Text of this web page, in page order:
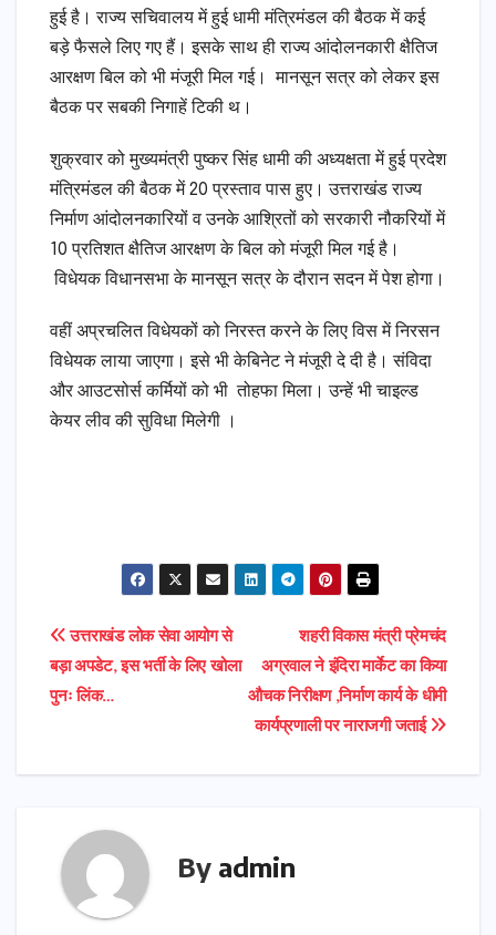
हुई है। राज्य सचिवालय में हुई धामी मंत्रिमंडल की बैठक में कई
बड़े फैसले लिए गए हैं। इसके साथ ही राज्य आंदोलनकारी क्षैतिज
आरक्षण बिल को भी मंजूरी मिल गई। मानसून सत्र को लेकर इस
बैठक पर सबकी निगाहें टिकी थ।
शुक्रवार को मुख्यमंत्री पुष्कर सिंह धामी की अध्यक्षता में हुई प्रदेश
मंत्रिमंडल की बैठक में 20 प्रस्ताव पास हुए। उत्तराखंड राज्य
निर्माण आंदोलनकारियों व उनके आश्रितों को सरकारी नौकरियों में
10 प्रतिशत क्षैतिज आरक्षण के बिल को मंजूरी मिल गई है।
विधेयक विधानसभा के मानसून सत्र के दौरान सदन में पेश होगा।
वहीं अप्रचलित विधेयकों को निरस्त करने के लिए विस में निरसन
विधेयक लाया जाएगा। इसे भी केबिनेट ने मंजूरी दे दी है। संविदा
और आउटसोर्स कर्मियों को भी तोहफा मिला। उन्हें भी चाइल्ड
केयर लीव की सुविधा मिलेगी ।
Post
navigation
शहरी विकास मंत्री प्रेमचंद
अग्रवाल ने इंदिरा मार्केट का किया
औचक निरीक्षण ,निर्माण कार्य के धीमी
कार्यप्रणाली पर नाराजगी जताई
उत्तराखंड लोक सेवा आयोग से
बड़ा अपडेट, इस भर्ती के लिए खोला
पुनः लिंक…
By admin